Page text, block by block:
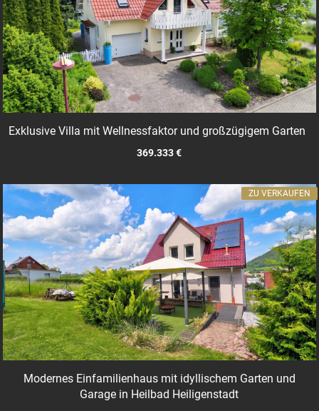
Exklusive Villa mit Wellnessfaktor und großzügigem Garten
369.333 €
Modernes Einfamilienhaus mit idyllischem Garten und
Garage in Heilbad Heiligenstadt
ZU VERKAUFEN